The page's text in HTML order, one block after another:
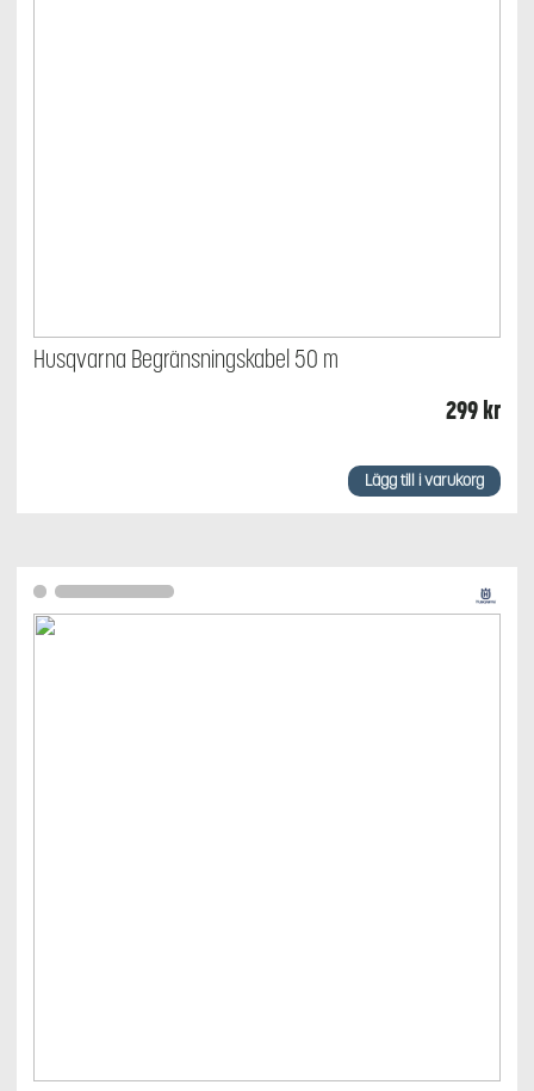
Husqvarna Begränsningskabel 50 m
299kr
Lägg till i varukorg